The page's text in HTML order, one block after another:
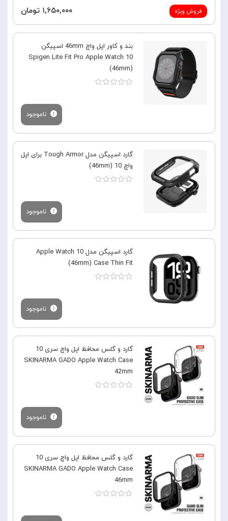
فروش ویژه ۱,۶۵۰,۰۰۰ تومان
بند و کاور اپل واچ 46mm اسپیگن
Spigen Lite Fit Pro Apple Watch 10
(46mm)
ناموجود
گارد اسپیگن مدل Tough Armor برای اپل
واچ 10 (46mm)
ناموجود
گارد اسپیگن مدل Apple Watch 10
(46mm) Case Thin Fit
ناموجود
گارد و گلس محافظ اپل واچ سری 10
SKINARMA GADO Apple Watch Case
42mm
ناموجود
گارد و گلس محافظ اپل واچ سری 10
SKINARMA GADO Apple Watch Case
46mm